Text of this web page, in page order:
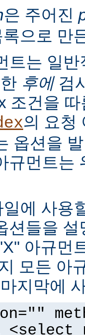
은 주어진
으로 만
트는 일
후에검
조건을
의 요청
옵션을
규먼트는
에 사용
션들을
아규먼
모든 아
지막에
<select